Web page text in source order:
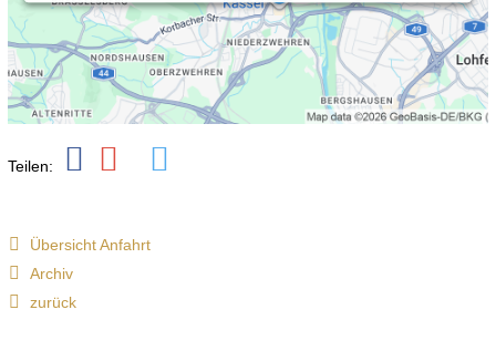
Teilen:
Übersicht Anfahrt
Archiv
zurück